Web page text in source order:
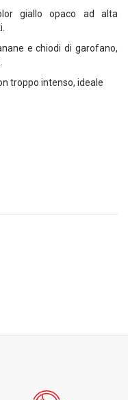
giallo opaco ad alta
e chiodi di garofano,
troppo intenso, ideale